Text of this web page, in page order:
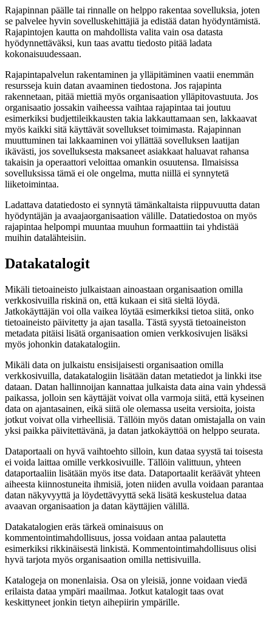
Rajapinnan päälle tai rinnalle on helppo rakentaa sovelluksia, joten
se palvelee hyvin sovelluskehittäjiä ja edistää datan hyödyntämistä.
Rajapintojen kautta on mahdollista valita vain osa datasta
hyödynnettäväksi, kun taas avattu tiedosto pitää ladata
kokonaisuudessaan.
Rajapintapalvelun rakentaminen ja ylläpitäminen vaatii enemmän
resursseja kuin datan avaaminen tiedostona. Jos rajapinta
rakennetaan, pitää miettiä myös organisaation ylläpitovastuuta. Jos
organisaatio jossakin vaiheessa vaihtaa rajapintaa tai joutuu
esimerkiksi budjettileikkausten takia lakkauttamaan sen, lakkaavat
myös kaikki sitä käyttävät sovellukset toimimasta. Rajapinnan
muuttuminen tai lakkaaminen voi yllättää sovelluksen laatijan
ikävästi, jos sovelluksesta maksaneet asiakkaat haluavat rahansa
takaisin ja operaattori veloittaa omankin osuutensa. Ilmaisissa
sovelluksissa tämä ei ole ongelma, mutta niillä ei synnytetä
liiketoimintaa.
Ladattava datatiedosto ei synnytä tämänkaltaista riippuvuutta datan
hyödyntäjän ja avaajaorganisaation välille. Datatiedostoa on myös
rajapintaa helpompi muuntaa muuhun formaattiin tai yhdistää
muihin datalähteisiin.
Datakatalogit
Mikäli tietoaineisto julkaistaan ainoastaan organisaation omilla
verkkosivuilla riskinä on, että kukaan ei sitä sieltä löydä.
Jatkokäyttäjän voi olla vaikea löytää esimerkiksi tietoa siitä, onko
tietoaineisto päivitetty ja ajan tasalla. Tästä syystä tietoaineiston
metadata pitäisi lisätä organisaation omien verkkosivujen lisäksi
myös johonkin datakatalogiin.
Mikäli data on julkaistu ensisijaisesti organisaation omilla
verkkosivuilla, datakatalogiin lisätään datan metatiedot ja linkki itse
dataan. Datan hallinnoijan kannattaa julkaista data aina vain yhdessä
paikassa, jolloin sen käyttäjät voivat olla varmoja siitä, että kyseinen
data on ajantasainen, eikä siitä ole olemassa useita versioita, joista
jotkut voivat olla virheellisiä. Tällöin myös datan omistajalla on vain
yksi paikka päivitettävänä, ja datan jatkokäyttöä on helppo seurata.
Dataportaali on hyvä vaihtoehto silloin, kun dataa syystä tai toisesta
ei voida laittaa omille verkkosivuille. Tällöin valittuun, yhteen
dataportaaliin lisätään myös itse data. Dataportaalit keräävät yhteen
aiheesta kiinnostuneita ihmisiä, joten niiden avulla voidaan parantaa
datan näkyvyyttä ja löydettävyyttä sekä lisätä keskustelua dataa
avaavan organisaation ja datan käyttäjien välillä.
Datakatalogien eräs tärkeä ominaisuus on
kommentointimahdollisuus, jossa voidaan antaa palautetta
esimerkiksi rikkinäisestä linkistä. Kommentointimahdollisuus olisi
hyvä tarjota myös organisaation omilla nettisivuilla.
Katalogeja on monenlaisia. Osa on yleisiä, jonne voidaan viedä
erilaista dataa ympäri maailmaa. Jotkut katalogit taas ovat
keskittyneet jonkin tietyn aihepiirin ympärille.